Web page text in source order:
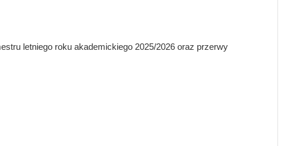
letniego roku akademickiego 2025/2026 oraz przerwy